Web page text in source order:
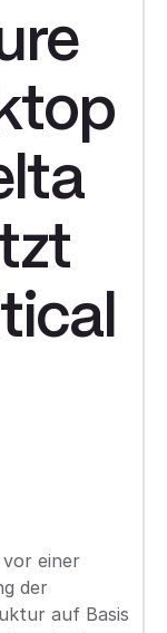
einer
der
auf Basis